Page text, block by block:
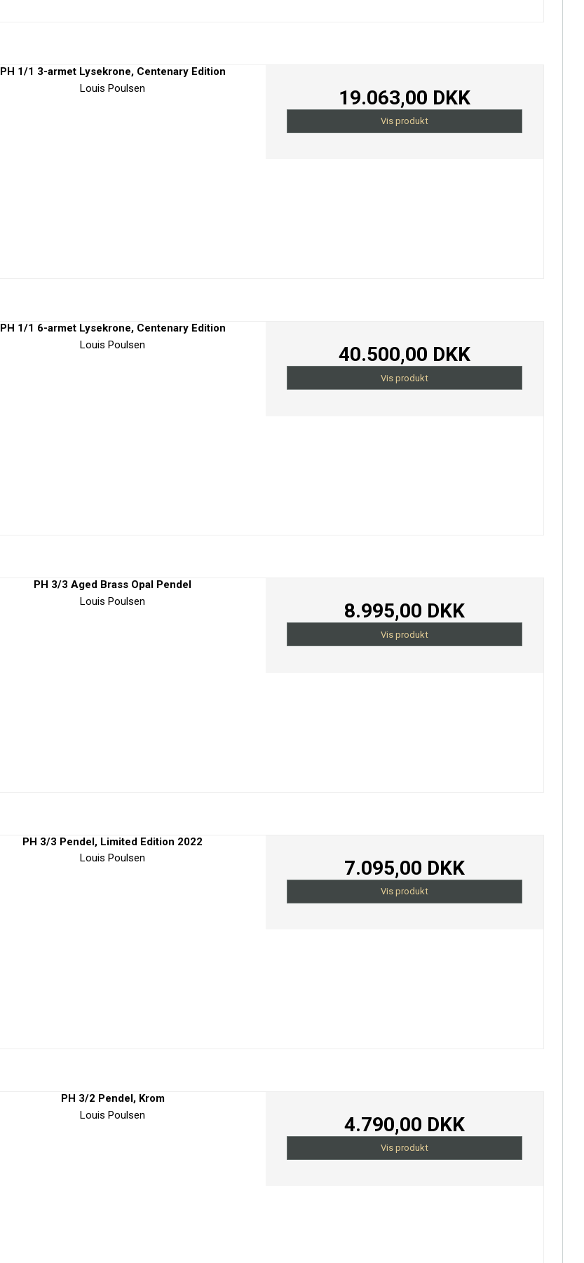
PH 1/1 3-armet Lysekrone, Centenary Edition
Louis Poulsen
19.063,00 DKK
Vis produkt
PH 1/1 6-armet Lysekrone, Centenary Edition
Louis Poulsen
40.500,00 DKK
Vis produkt
PH 3/3 Aged Brass Opal Pendel
Louis Poulsen
8.995,00 DKK
Vis produkt
PH 3/3 Pendel, Limited Edition 2022
Louis Poulsen
7.095,00 DKK
Vis produkt
PH 3/2 Pendel, Krom
Louis Poulsen
4.790,00 DKK
Vis produkt